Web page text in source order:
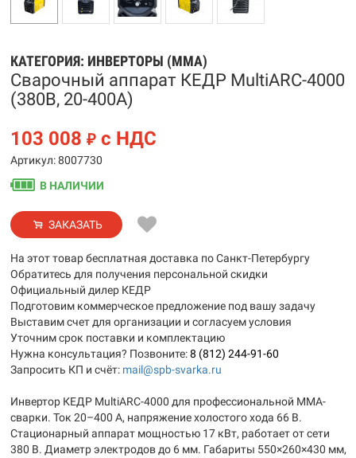
КАТЕГОРИЯ: ИНВЕРТОРЫ (MMA)
Сварочный аппарат КЕДР MultiARC-4000
(380В, 20-400А)
103 008 ₽ с НДС
Артикул: 8007730
В НАЛИЧИИ
ЗАКАЗАТЬ
На этот товар бесплатная доставка по Санкт-Петербургу
Обратитесь для получения персональной скидки
Официальный дилер КЕДР
Подготовим коммерческое предложение под вашу задачу
Выставим счет для организации и согласуем условия
Уточним срок поставки и комплектацию
Нужна консультация? Позвоните:8 (812) 244-91-60
Запросить КП и счёт: mail@spb-svarka.ru
Инвертор КЕДР MultiARC-4000 для профессиональной MMA-
сварки. Ток 20–400 А, напряжение холостого хода 66 В.
Стационарный аппарат мощностью 17 кВт, работает от сети
380 В. Диаметр электродов до 6 мм. Габариты 550×260×430 мм,